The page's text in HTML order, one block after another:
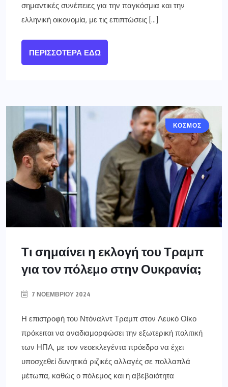
σημαντικές συνέπειες για την παγκόσμια και την
ελληνική οικονομία, με τις επιπτώσεις […]
ΠΕΡΙΣΣΌΤΕΡΑ ΕΔΏ
ΚΟΣΜΟΣ
Τι σημαίνει η εκλογή του Τραμπ
για τον πόλεμο στην Ουκρανία;
7 ΝΟΕΜΒΡΊΟΥ 2024
Η επιστροφή του Ντόναλντ Τραμπ στον Λευκό Οίκο
πρόκειται να αναδιαμορφώσει την εξωτερική πολιτική
των ΗΠΑ, με τον νεοεκλεγέντα πρόεδρο να έχει
υποσχεθεί δυνητικά ριζικές αλλαγές σε πολλαπλά
μέτωπα, καθώς ο πόλεμος και η αβεβαιότητα